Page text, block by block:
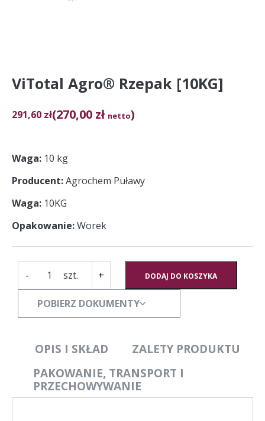
ViTotal Agro® Rzepak [10KG]
291,60 zł(270,00 zł netto)
Waga 10 kg
Producent Agrochem Puławy
Waga 10KG
Opakowanie Worek
-
ViTotal
Agro®
Rzepak
[10KG]
+ DODAJ DO KOSZYKA
POBIERZ DOKUMENTY
OPIS I SKŁAD
ZALETY PRODUKTU
PAKOWANIE, TRANSPORT I
PRZECHOWYWANIE